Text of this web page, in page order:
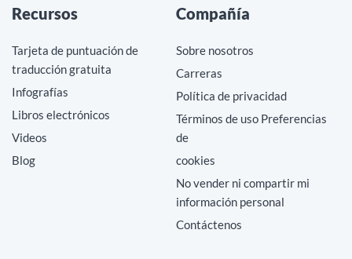
Recursos
Tarjeta de puntuación de
traducción gratuita
Infografías
Libros electrónicos
Videos
Blog
Compañía
Sobre nosotros
Carreras
Política de privacidad
Términos de uso Preferencias
de
cookies
No vender ni compartir mi
información personal
Contáctenos